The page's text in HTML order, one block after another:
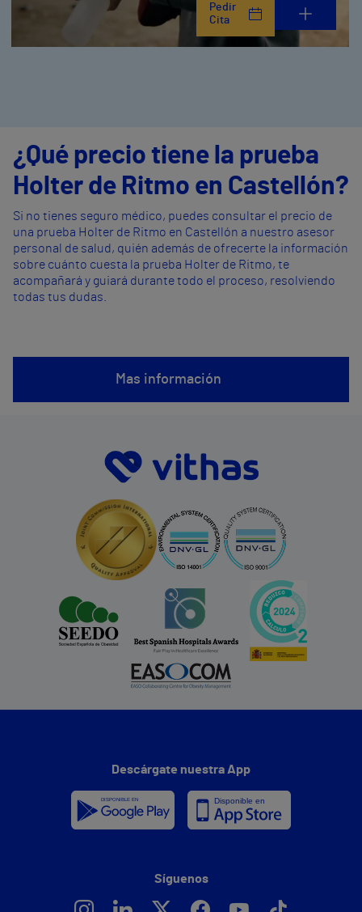
Pedir
Cita
¿Qué precio tiene la prueba
Holter de Ritmo en Castellón?
Si no tienes seguro médico, puedes consultar el precio de
una prueba Holter de Ritmo en Castellón a nuestro asesor
personal de salud, quién además de ofrecerte la información
sobre cuánto cuesta la prueba Holter de Ritmo, te
acompañará y guiará durante todo el proceso, resolviendo
todas tus dudas.
Mas información
Descárgate nuestra App
Síguenos